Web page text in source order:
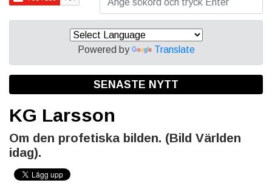
Powered by Translate
SENASTE NYTT
KG Larsson
Om den profetiska bilden. (Bild Världen
idag).